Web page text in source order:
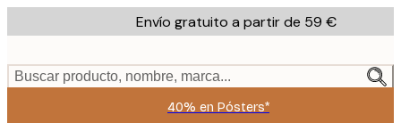
to
content.
Envío gratuito a partir de 59 €
Buscar producto, nombre, marca...
40% en Pósters*